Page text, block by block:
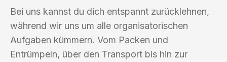
Bei uns kannst du dich entspannt zurücklehnen,
während wir uns um alle organisatorischen
Aufgaben kümmern. Vom Packen und
Entrümpeln, über den Transport bis hin zur